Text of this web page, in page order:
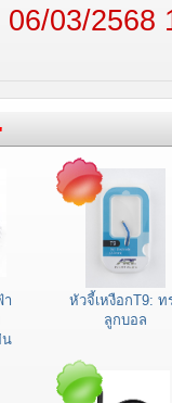
03/2568
า
น
หัวจี้เหงือกT9: ท
ลูกบอล